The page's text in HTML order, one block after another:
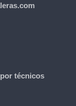
técnicos